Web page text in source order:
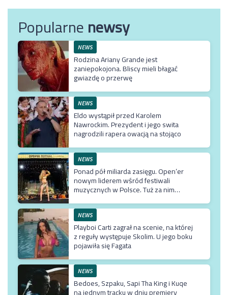
Popularnenewsy
NEWS
Rodzina Ariany Grande jest
zaniepokojona. Bliscy mieli błagać
gwiazdę o przerwę
NEWS
Eldo wystąpił przed Karolem
Nawrockim. Prezydent i jego swita
nagrodzili rapera owacją na stojąco
NEWS
Ponad pół miliarda zasięgu. Open’er
nowym liderem wśród festiwali
muzycznych w Polsce. Tuż za nim
NEWS
Playboi Carti zagrał na scenie, na której
z reguły występuje Skolim. U jego boku
pojawiła się Fagata
NEWS
Bedoes, Szpaku, Sapi Tha King i Kuqe